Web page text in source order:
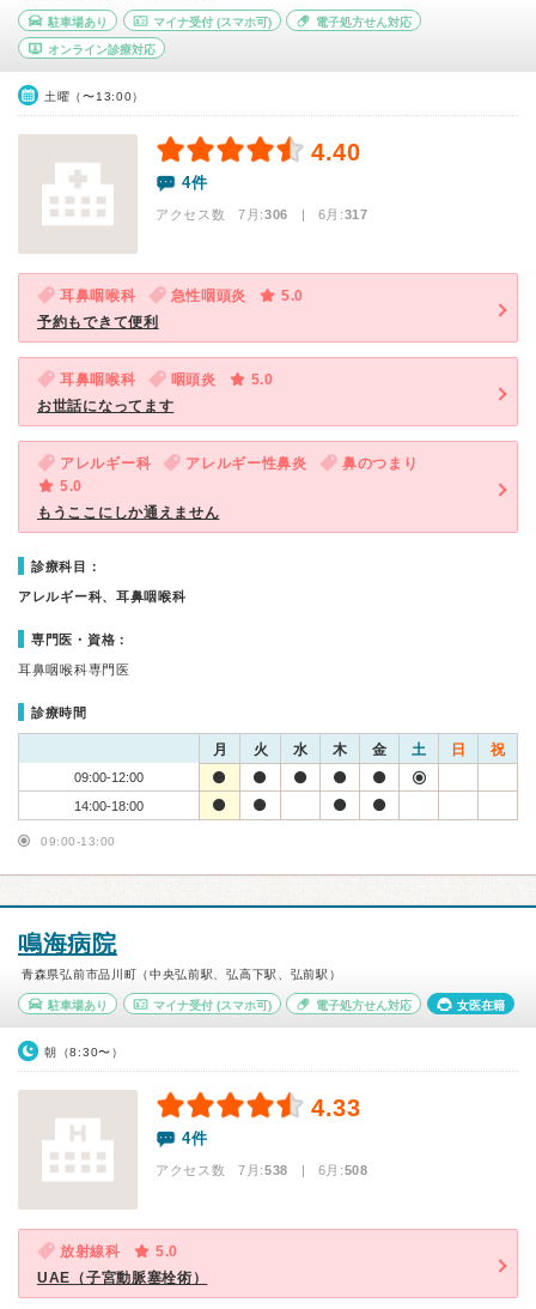
駐車場あり マイナ受付(スマホ可) 電子処方せん対応
オンライン診療対応
土曜（〜13:00）
4.40
4件
アクセス数 7月:306 | 6月:317
耳鼻咽喉科 急性咽頭炎
5.0
予約もできて便利
耳鼻咽喉科 咽頭炎
5.0
お世話になってます
アレルギー科 アレルギー性鼻炎
鼻のつまり
5.0
もうここにしか通えません
診療科目：
アレルギー科、耳鼻咽喉科
専門医・資格：
耳鼻咽喉科専門医
診療時間
月 火 水 木 金 土 日 祝
09:00-12:00
14:00-18:00
09:00-13:00
鳴海病院
青森県弘前市品川町（中央弘前駅、弘高下駅、弘前駅）
駐車場あり マイナ受付(スマホ可) 電子処方せん対応 女医在籍
朝（8:30〜）
4.33
4件
アクセス数 7月:538 | 6月:508
放射線科
5.0
UAE（子宮動脈塞栓術）